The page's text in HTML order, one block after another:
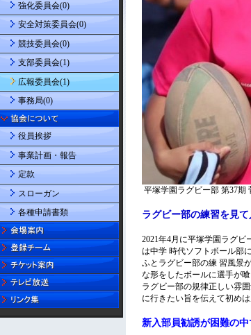
強化委員会(0)
安全対策委員会(0)
競技委員会(0)
支部委員会(1)
広報委員会(1)
事務局(0)
役員挨拶
事業計画・報告
定款
スローガン
各種申請書類